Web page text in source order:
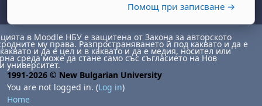
Помощ при записване →
29 August
30 August
в Moodle НБУ е защитена от Закона за авторското
му права. Разпространяването й под каквато и да е
и да е цел и в каквато и да е медия, носител или
среда може да стане само със съгласието на Нов
университет.
1991-2026 © New Bulgarian University
You are not logged in. (Log in)
Home